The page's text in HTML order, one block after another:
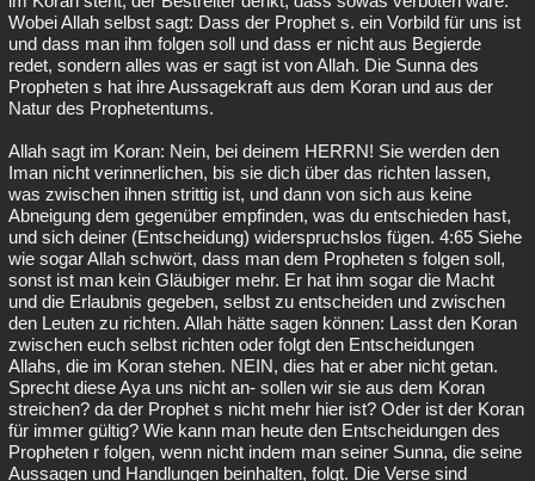
Wobei Allah selbst sagt: Dass der Prophet s. ein Vorbild für uns ist
und dass man ihm folgen soll und dass er nicht aus Begierde
redet, sondern alles was er sagt ist von Allah. Die Sunna des
Propheten s hat ihre Aussagekraft aus dem Koran und aus der
Natur des Prophetentums.
Allah sagt im Koran: Nein, bei deinem HERRN! Sie werden den
Iman nicht verinnerlichen, bis sie dich über das richten lassen,
was zwischen ihnen strittig ist, und dann von sich aus keine
Abneigung dem gegenüber empfinden, was du entschieden hast,
und sich deiner (Entscheidung) widerspruchslos fügen. 4:65 Siehe
wie sogar Allah schwört, dass man dem Propheten s folgen soll,
sonst ist man kein Gläubiger mehr. Er hat ihm sogar die Macht
und die Erlaubnis gegeben, selbst zu entscheiden und zwischen
den Leuten zu richten. Allah hätte sagen können: Lasst den Koran
zwischen euch selbst richten oder folgt den Entscheidungen
Allahs, die im Koran stehen. NEIN, dies hat er aber nicht getan.
Sprecht diese Aya uns nicht an- sollen wir sie aus dem Koran
streichen? da der Prophet s nicht mehr hier ist? Oder ist der Koran
für immer gültig? Wie kann man heute den Entscheidungen des
Propheten r folgen, wenn nicht indem man seiner Sunna, die seine
Aussagen und Handlungen beinhalten, folgt. Die Verse sind